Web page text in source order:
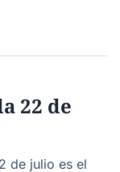
22 de
de julio es el